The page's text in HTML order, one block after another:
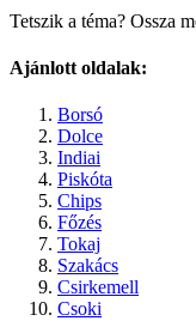
Tetszik a téma? Ossza
Ajánlott oldalak:
Borsó
Dolce
Indiai
Piskóta
Chips
Főzés
Tokaj
Szakács
Csirkemell
Csoki